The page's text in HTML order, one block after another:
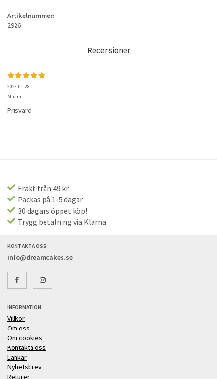
Artikelnummer:
2926
Recensioner
2026-01-28
Mimmi
Prisvärd
Frakt från 49 kr
Packas på 1-5 dagar
30 dagars öppet köp!
Trygg betalning via Klarna
KONTAKTA OSS
info@dreamcakes.se
INFORMATION
Villkor
Om oss
Om cookies
Kontakta oss
Länkar
Nyhetsbrev
Returer